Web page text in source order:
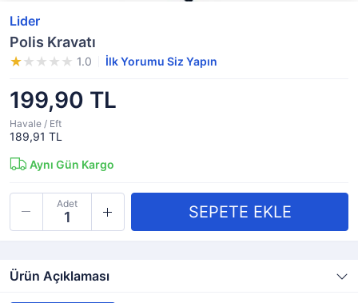
Lider
Polis Kravatı
1.0 İlk Yorumu Siz Yapın
199,90 TL
Havale / Eft
189,91 TL
Aynı Gün Kargo
Adet
Ürün Açıklaması